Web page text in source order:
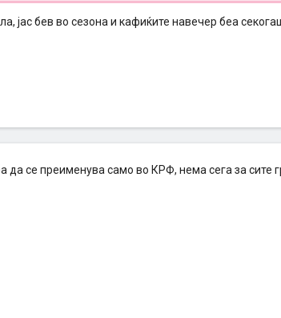
јас бев во сезона и кафиќите навечер беа
да се преименува само во КРФ, нема сега за сите